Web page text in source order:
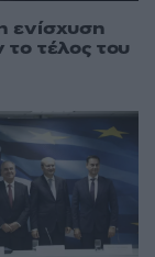
ενίσχυση
τέλος του